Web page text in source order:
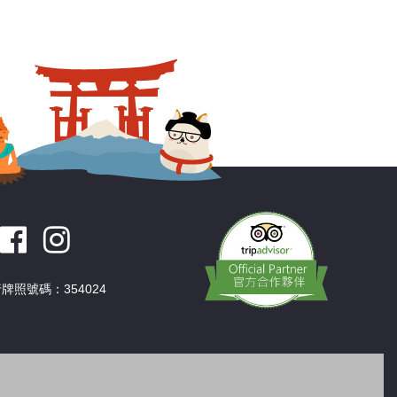
照號碼：354024